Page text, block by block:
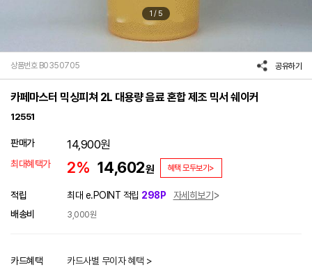
1 / 5
상품번호 B0350705 공유하기
카페마스터 믹싱피쳐 2L 대용량 음료 혼합 제조 믹서 쉐이커
12551
판매가 14,900원
최대혜택가 2% 14,602원 혜택 모두보기>
적립 최대 e.POINT 적립 298P
자세히보기
배송비
3,000원
카드혜택 카드사별 무이자 혜택 >